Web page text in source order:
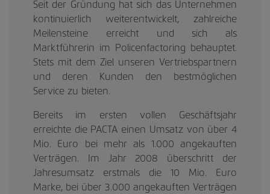
Seit der Gründung hat sich das Unternehmen
kontinuierlich weiterentwickelt, zahlreiche
Meilensteine erreicht und sich als
Marktführerin im Policenfactoring behauptet.
Stets mit dem Ziel unseren Vertriebspartnern
und deren Kunden den bestmöglichen
Service zu bieten.
Bereits im ersten vollen Geschäftsjahr
erreichte die PACTA einen Umsatz von über 4
Mio. Euro bei mehr als 1.000 angekauften
Verträgen. Im Jahr 2008 überschritt der
Jahresumsatz erstmals die 10 Mio. Euro
Marke, bei über 3.000 angekauften Verträgen